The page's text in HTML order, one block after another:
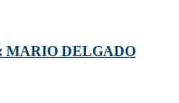
MARIO DELGADO